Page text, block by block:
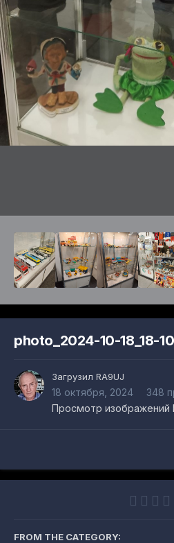
photo_2024-10-18_18-
Загрузил RA9UJ
18 октября, 2024
348
Просмотр изображений
FROM THE CATEGORY: